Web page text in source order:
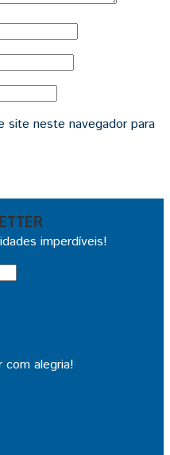
site neste navegador para
imperdíveis!
com alegria!